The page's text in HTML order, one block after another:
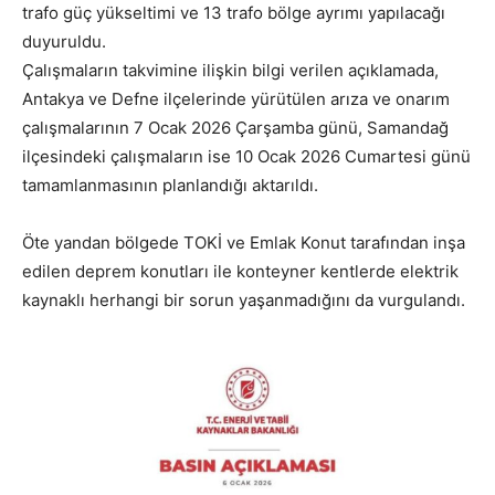
trafo güç yükseltimi ve 13 trafo bölge ayrımı yapılacağı
duyuruldu.
Çalışmaların takvimine ilişkin bilgi verilen açıklamada,
Antakya ve Defne ilçelerinde yürütülen arıza ve onarım
çalışmalarının 7 Ocak 2026 Çarşamba günü, Samandağ
ilçesindeki çalışmaların ise 10 Ocak 2026 Cumartesi günü
tamamlanmasının planlandığı aktarıldı.
Öte yandan bölgede TOKİ ve Emlak Konut tarafından inşa
edilen deprem konutları ile konteyner kentlerde elektrik
kaynaklı herhangi bir sorun yaşanmadığını da vurgulandı.